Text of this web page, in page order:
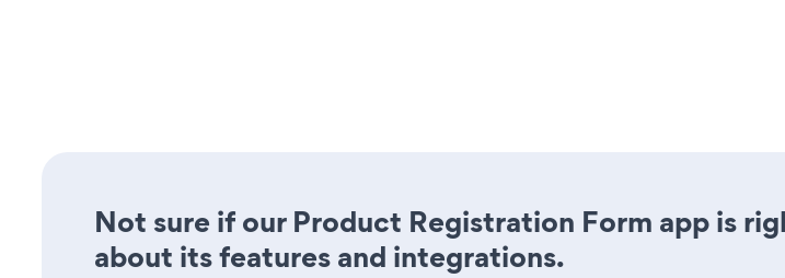
Not sure if our Product Registration Form app is
about its features and integrations.